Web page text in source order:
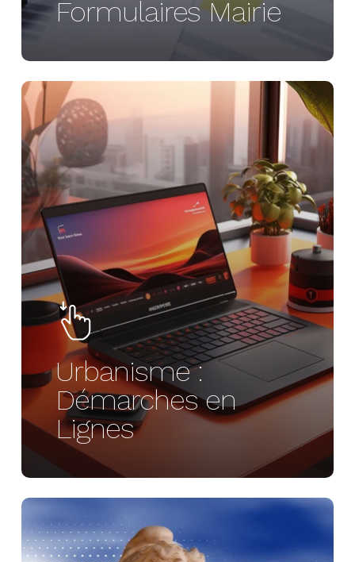
Formulaires Mairie
Urbanisme :
Démarches en
Lignes